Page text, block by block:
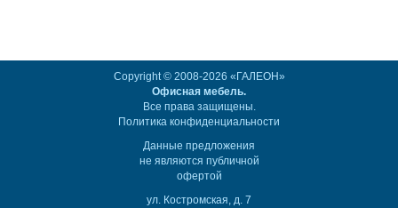
Copyright © 2008-2026 «ГАЛЕОН»
Офисная мебель.
Все права защищены.
Политика конфиденциальности
Данные предложения
не являются публичной
офертой
ул. Костромская, д. 7